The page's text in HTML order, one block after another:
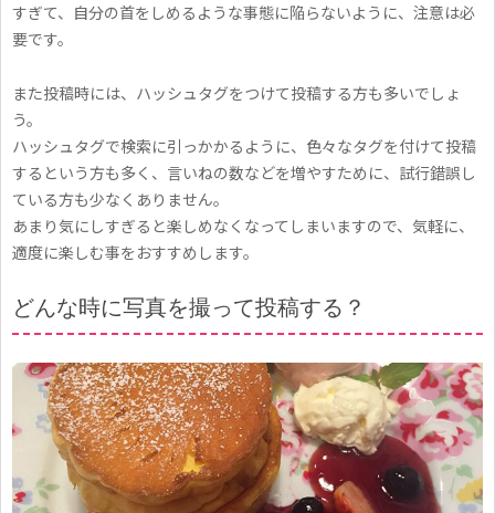
☆
すぎて、自分の首をしめるような事態に陥らないように、注意は必
要です。
また投稿時には、ハッシュタグをつけて投稿する方も多いでしょ
う。
ハッシュタグで検索に引っかかるように、色々なタグを付けて投稿
するという方も多く、言いねの数などを増やすために、試行錯誤し
ている方も少なくありません。
あまり気にしすぎると楽しめなくなってしまいますので、気軽に、
適度に楽しむ事をおすすめします。
どんな時に写真を撮って投稿する？